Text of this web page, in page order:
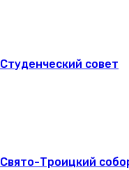
Студенческий совет
Свято-Троицкий